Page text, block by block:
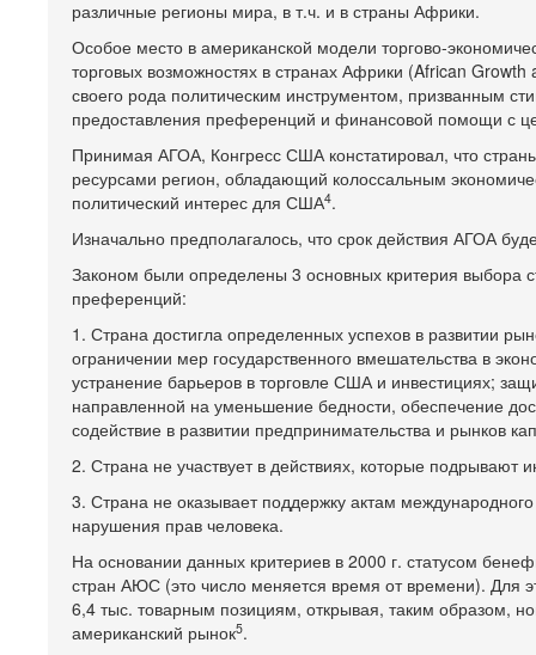
различные регионы мира, в т.ч. и в страны Африки.
Особое место в американской модели торгово-
торговых возможностях в странах Африки (African
своего рода политическим инструментом, призванным
предоставления преференций и финансовой помощи с
Принимая АГОА, Конгресс США констатировал, что
ресурсами регион, обладающий колоссальным
политический интерес для США4.
Изначально предполагалось, что срок действия АГОА
Законом были определены 3 основных критерия выбора
преференций:
1. Страна достигла определенных успехов в развитии
ограничении мер государственного вмешательства в
устранение барьеров в торговле США и инвестициях;
направленной на уменьшение бедности, обеспечение
содействие в развитии предпринимательства и рынков
2. Страна не участвует в действиях, которые
3. Страна не оказывает поддержку актам
нарушения прав человека.
На основании данных критериев в 2000 г. статусом
стран АЮС (это число меняется время от времени). Для
6,4 тыс. товарным позициям, открывая, таким образом,
американский рынок5.